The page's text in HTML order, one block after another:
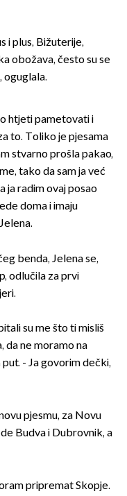
i plus, Bižuterije,
obožava, često su se
oguglala.
htjeti pametovati i
to. Toliko je pjesama
stvarno prošla pakao,
tako da sam ja već
ja radim ovaj posao
doma i imaju
benda, Jelena se,
odlučila za prvi
su me što ti misliš
da ne moramo na
- Ja govorim dečki,
pjesmu, za Novu
Budva i Dubrovnik, a
pripremat Skopje.